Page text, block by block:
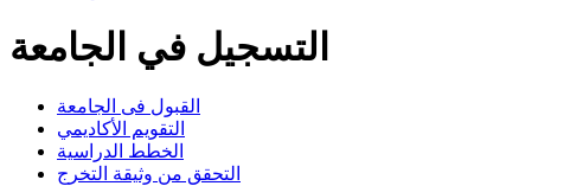
التسجيل في الجامعة
القبول فى الجامعة
التقويم الأكاديمي
الخطط الدراسية
التحقق من وثيقة التخرج